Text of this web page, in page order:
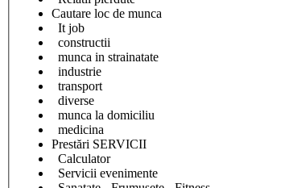
Cautare loc de munca
It job
constructii
munca in strainatate
industrie
transport
diverse
munca la domiciliu
medicina
Prestări SERVICII
Calculator
Servicii evenimente